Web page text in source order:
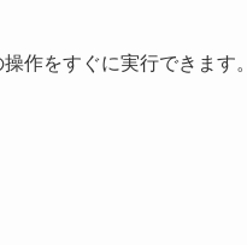
作をすぐに実行できます。